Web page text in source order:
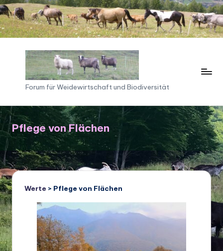
Skip
to
F
o
ru
m
f
ü
r
W
Forum für Weidewirtschaft und Biodiversität
Pflege von Flächen
Werte > Pflege von Flächen